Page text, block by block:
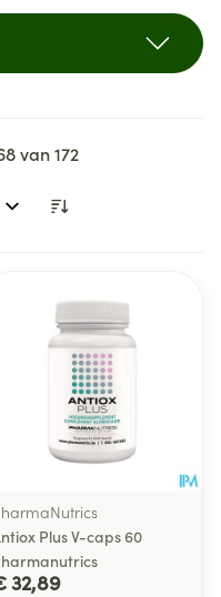
van172
Plus V-caps 60
32,89